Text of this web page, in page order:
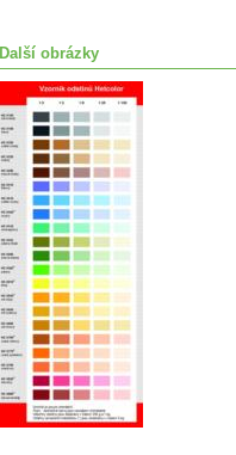
Další obrázky